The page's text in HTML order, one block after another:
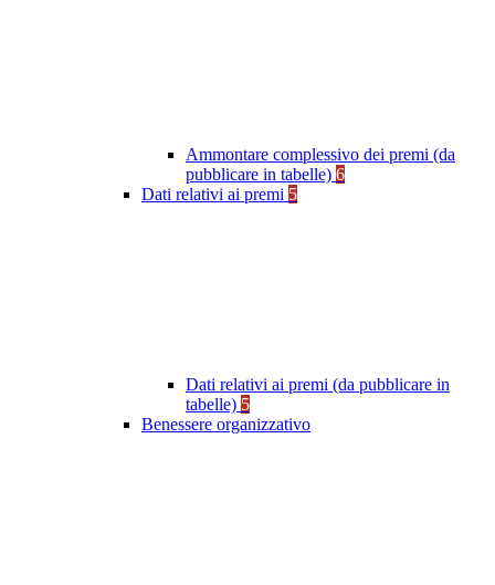
Ammontare complessivo dei premi (da
pubblicare in tabelle) 6
Dati relativi ai premi 5
Dati relativi ai premi (da pubblicare in
tabelle) 5
Benessere organizzativo